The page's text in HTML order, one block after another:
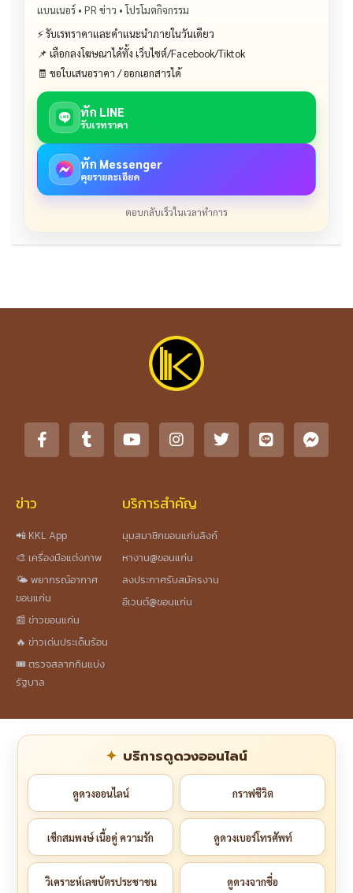
แบนเนอร์ • PR ข่าว • โปรโมตกิจกรรม
⚡ รับเรทราคาและคำแนะนำภายในวันเดียว
📌 เลือกลงโฆษณาได้ทั้ง เว็บไซต์/Facebook/Tiktok
🧾 ขอใบเสนอราคา / ออกเอกสารได้
ทัก LINE
รับเรทราคา
ทัก Messenger
คุยรายละเอียด
ตอบกลับเร็วในเวลาทำการ
ข่าว
📲 KKL App
🎨 เครื่องมือแต่งภาพ
🌤️ พยากรณ์อากาศ
ขอนแก่น
📰 ข่าวขอนแก่น
🔥 ข่าวเด่นประเด็นร้อน
🎟️ ตรวจสลากกินแบ่ง
รัฐบาล
บริการสำคัญ
มุมสมาชิกขอนแก่นลิงก์
หางาน@ขอนแก่น
ลงประกาศรับสมัครงาน
อีเวนต์@ขอนแก่น
บริการดูดวงออนไลน์
ดูดวงออนไลน์ กราฟชีวิต
เช็กสมพงษ์ เนื้อคู่ ความรัก ดูดวงเบอร์โทรศัพท์
วิเคราะห์เลขบัตรประชาชน ดูดวงจากชื่อ